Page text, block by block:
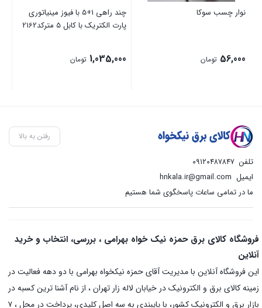
نوار چسب سوکا
56,000 تومان
چند راهی 1+5 با فیوز مینیاتوری
پارت الکتریک با کابل 5 مترکد2162
1,035,000 تومان
رفتن به بالا
تلفن ۰۹۱۲۰۴۸۷۸۴۷
ایمیل hnkala.ir@gmail.com
ما در تمامی ساعات پاسخگوی شما هستیم
فروشگاه کالای برق حمزه نیک خواه بهرامی ، بررسی، انتخاب و خرید
آنلاین
این فروشگاه آنلاین با مدیریت آقای حمزه نیکخواه بهرامی با دو دهه فعالیت در
زمینه کالای برق و الکترونیک در خیابان لاله زار تهران ، از نام آشنا ترین کسبه در
بازار برق و الکترونیک کشور، با پایبندی به سه اصل کلیدی، پرداخت در محل ، ۷